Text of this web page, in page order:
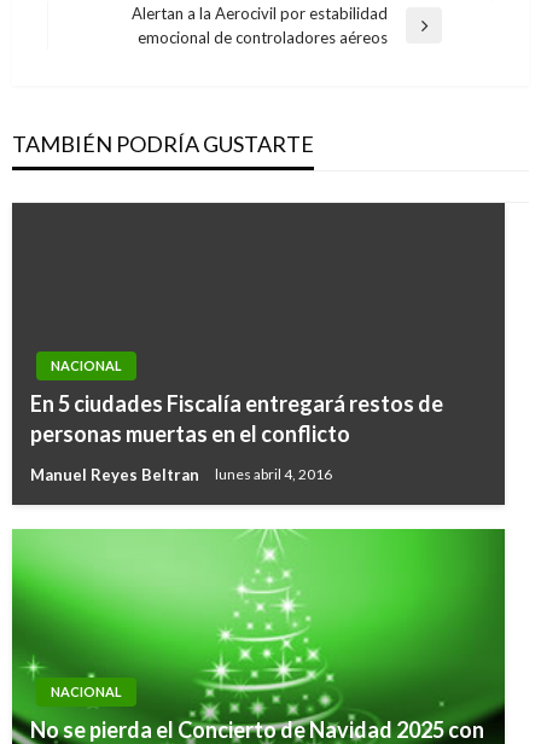
entradas
Alertan a la Aerocivil por estabilidad
emocional de controladores aéreos
TAMBIÉN PODRÍA GUSTARTE
NACIONAL
En 5 ciudades Fiscalía entregará restos de
personas muertas en el conflicto
Manuel Reyes Beltran lunes abril 4, 2016
NACIONAL
No se pierda el Concierto de Navidad 2025 con